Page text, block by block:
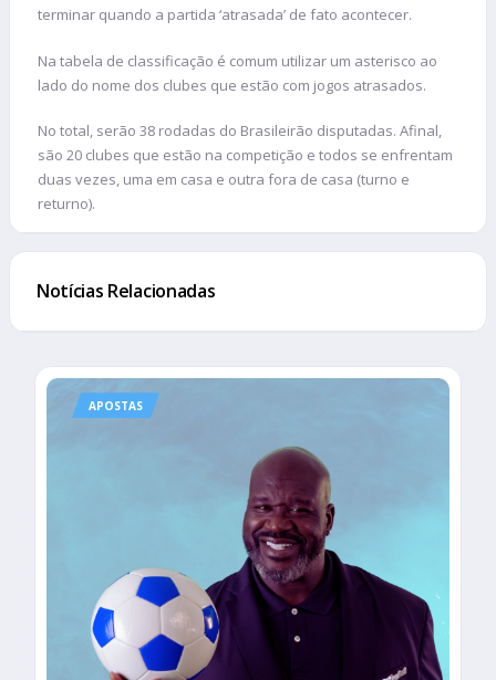
terminar quando a partida ‘atrasada’ de fato acontecer.
Na tabela de classificação é comum utilizar um asterisco ao
lado do nome dos clubes que estão com jogos atrasados.
No total, serão 38 rodadas do Brasileirão disputadas. Afinal,
são 20 clubes que estão na competição e todos se enfrentam
duas vezes, uma em casa e outra fora de casa (turno e
returno).
Notícias Relacionadas
APOSTAS